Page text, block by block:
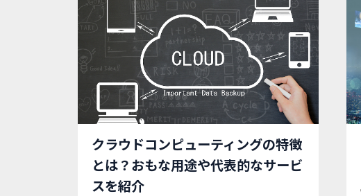
クラウドコンピューティングの特徴
とは？おもな用途や代表的なサービ
スを紹介